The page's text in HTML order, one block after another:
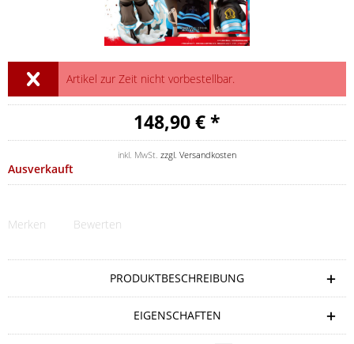
Artikel zur Zeit nicht vorbestellbar.
148,90 € *
inkl. MwSt. zzgl. Versandkosten
Ausverkauft
Merken Bewerten
PRODUKTBESCHREIBUNG
EIGENSCHAFTEN